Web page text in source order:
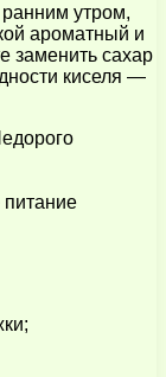
ранним утром,
ароматный и
заменить сахар
киселя —